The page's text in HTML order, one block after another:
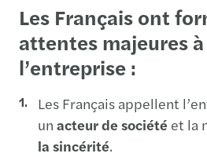
Les Français ont
attentes majeures
l’entreprise :
Les Français appellent
un acteur de société et la
la sincérité.